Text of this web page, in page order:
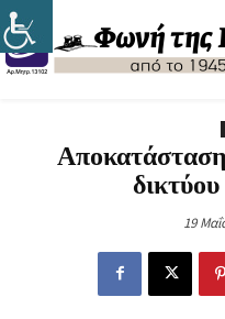
19